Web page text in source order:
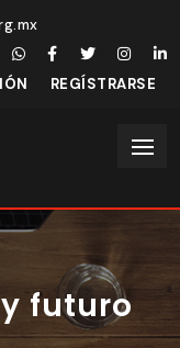
REGÍSTRARSE
futuro